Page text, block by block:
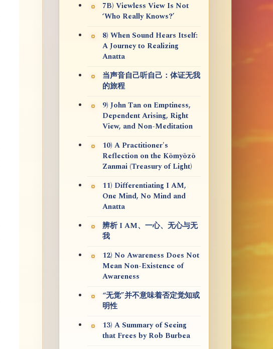
7B) Viewless View Is Not
‘Who Really Knows?’
8) When Sound Hears Itself:
A Journey to Realizing
Anatta
当声音自己听自己：体证无我
的旅程
9) John Tan on Emptiness,
Dependent Arising, Right
View, and Non-Meditation
10) A Practitioner's
Reflection on the Kōmyōzō
Zanmai (Treasury of Light)
11) Differentiating I AM,
One Mind, No Mind and
Anatta
辨析 I AM、一心、无心与无
我
12) No Awareness Does Not
Mean Non-Existence of
Awareness
“无觉”并不意味着否定觉知或
明性
13) A Summary of Seeing
that Frees by Rob Burbea